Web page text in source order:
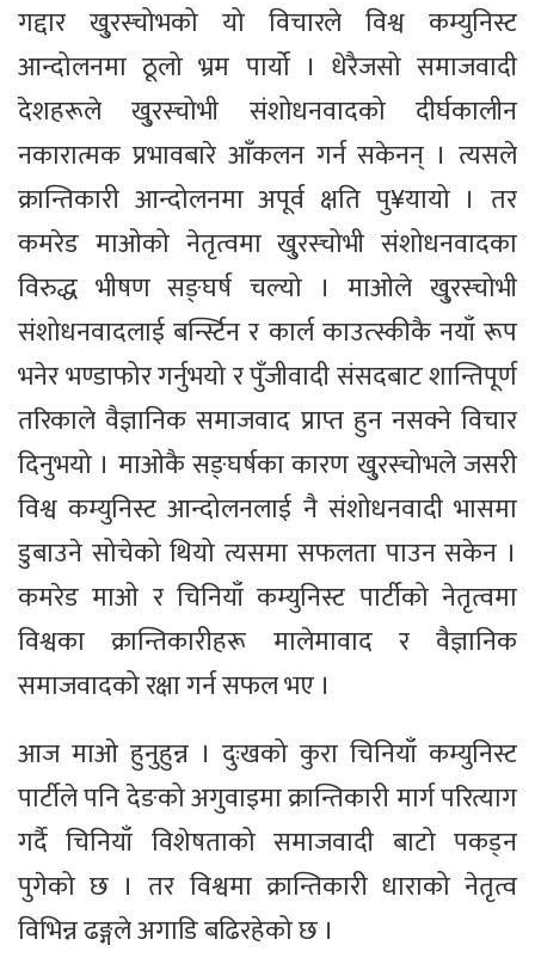
गद्दार खु्रस्चोभको यो विचारले विश्व कम्युनिस्ट
आन्दोलनमा ठूलो भ्रम पार्यो । धेरैजसो समाजवादी
देशहरूले खु्रस्चोभी संशोधनवादको दीर्घकालीन
नकारात्मक प्रभावबारे आँकलन गर्न सकेनन् । त्यसले
क्रान्तिकारी आन्दोलनमा अपूर्व क्षति पु¥यायो । तर
कमरेड माओको नेतृत्वमा खु्रस्चोभी संशोधनवादका
विरुद्ध भीषण सङ्घर्ष चल्यो । माओले खु्रस्चोभी
संशोधनवादलाई बर्न्स्टिन र कार्ल काउत्स्कीकै नयाँ रूप
भनेर भण्डाफोर गर्नुभयो र पुँजीवादी संसदबाट शान्तिपूर्ण
तरिकाले वैज्ञानिक समाजवाद प्राप्त हुन नसक्ने विचार
दिनुभयो । माओकै सङ्घर्षका कारण खु्रस्चोभले जसरी
विश्व कम्युनिस्ट आन्दोलनलाई नै संशोधनवादी भासमा
डुबाउने सोचेको थियो त्यसमा सफलता पाउन सकेन ।
कमरेड माओ र चिनियाँ कम्युनिस्ट पार्टीको नेतृत्वमा
विश्वका क्रान्तिकारीहरू मालेमावाद र वैज्ञानिक
समाजवादको रक्षा गर्न सफल भए ।
आज माओ हुनुहुन्न । दुःखको कुरा चिनियाँ कम्युनिस्ट
पार्टीले पनि देङको अगुवाइमा क्रान्तिकारी मार्ग परित्याग
गर्दै चिनियाँ विशेषताको समाजवादी बाटो पकड्न
पुगेको छ । तर विश्वमा क्रान्तिकारी धाराको नेतृत्व
विभिन्न ढङ्गले अगाडि बढिरहेको छ ।